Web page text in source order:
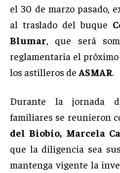
el 30 de marzo pasado,
al traslado del buque
Blumar, que será
reglamentaria el próximo
los astilleros de ASMAR.
Durante la jornada
familiares se reunieron
del Biobío, Marcela
que la diligencia sea
mantenga vigente la